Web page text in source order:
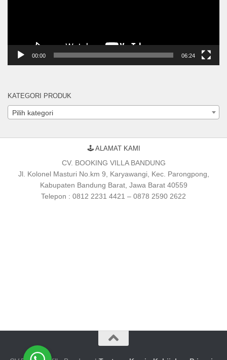
00:00 06:24
KATEGORI PRODUK
Pilih kategori
🕹 ALAMAT KAMI
CV. BOOKING VILLA BANDUNG
Jl. Kolonel Masturi No.km 9, Karyawangi, Kec. Parongpong,
Kabupaten Bandung Barat, Jawa Barat 40559
Telepon : 0812 2231 4421 – 0878 2590 2622